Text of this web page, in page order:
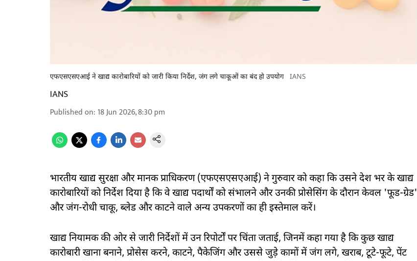
एफएसएसएआई ने खाद्य कारोबारियों को जारी किया निर्देश, जंग लगे चाकूओं का बंद हो उपयोग IANS
IANS
Published on: 18 Jun 2026, 8:30 pm
भारतीय खाद्य सुरक्षा और मानक प्राधिकरण (एफएसएसएआई) ने गुरुवार को कहा कि उसने देश भर के खाद्य
कारोबारियों को निर्देश दिया है कि वे खाद्य पदार्थों को संभालने और उनकी प्रोसेसिंग के दौरान केवल 'फूड-ग्रेड'
और जंग-रोधी चाकू, ब्लेड और काटने वाले अन्य उपकरणों का ही इस्तेमाल करें।
खाद्य नियामक की ओर से जारी निर्देशों में उन रिपोर्टों पर चिंता जताई, जिनमें कहा गया है कि कुछ खाद्य
कारोबारी खाना बनाने, प्रोसेस करने, काटने, पैकेजिंग और उससे जुड़े कामों में जंग लगे, खराब, टूटे-फूटे, पेंट